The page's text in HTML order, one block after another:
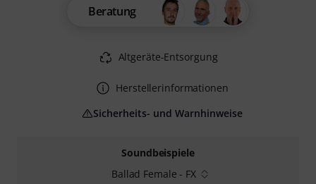
Soundbeispiele
Ballad Female - FX
Beratung
Altgeräte-Entsorgung
Herstellerinformationen
Sicherheits- und Warnhinweise